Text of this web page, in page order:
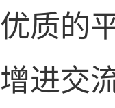
质的
进交